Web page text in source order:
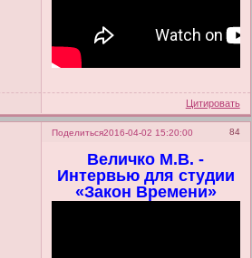
Цитировать
Поделиться 84
2016-04-02 15:20:00
Величко М.В. -
Интервью для студии
«Закон Времени»